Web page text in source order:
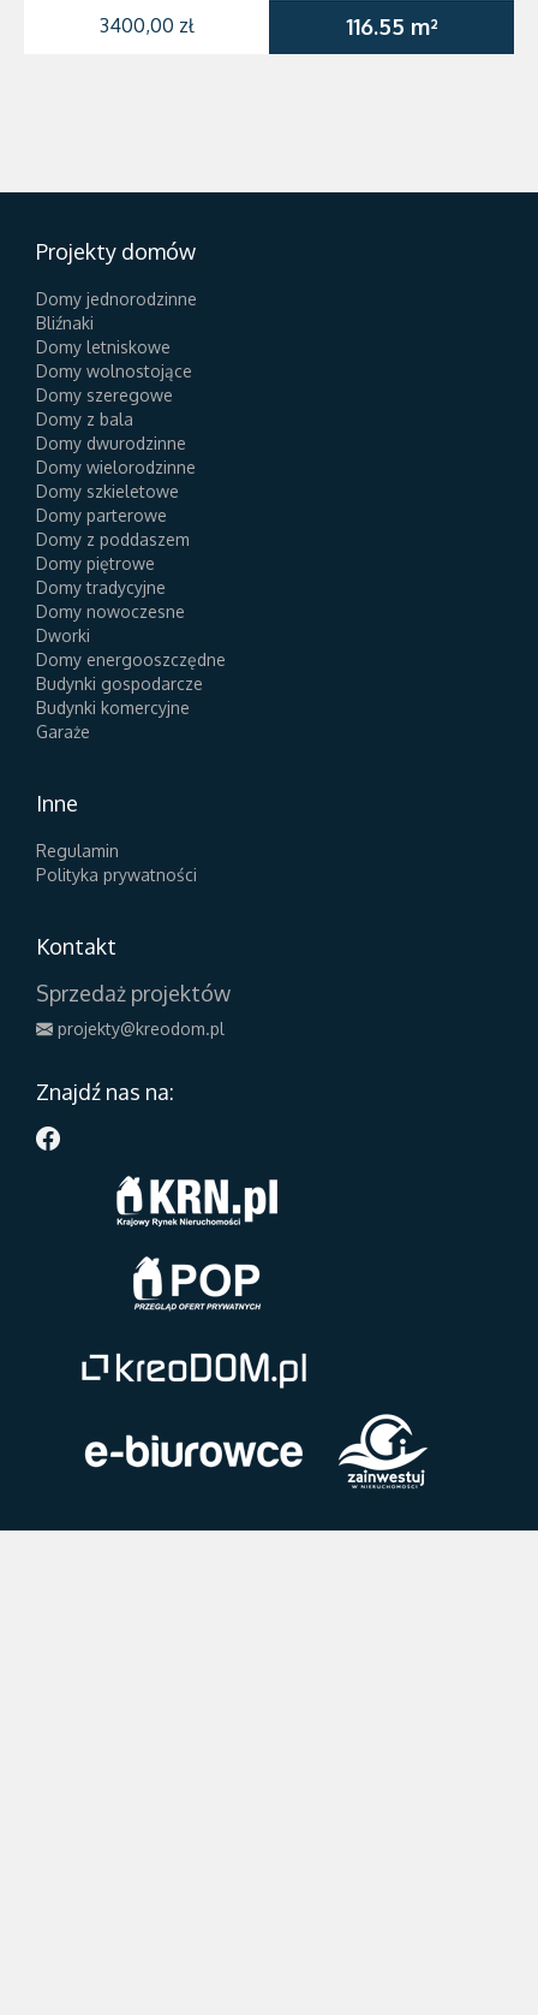
3400,00 zł 116.55 m²
Projekty domów
Domy jednorodzinne
Bliźnaki
Domy letniskowe
Domy wolnostojące
Domy szeregowe
Domy z bala
Domy dwurodzinne
Domy wielorodzinne
Domy szkieletowe
Domy parterowe
Domy z poddaszem
Domy piętrowe
Domy tradycyjne
Domy nowoczesne
Dworki
Domy energooszczędne
Budynki gospodarcze
Budynki komercyjne
Garaże
Inne
Regulamin
Polityka prywatności
Kontakt
Sprzedaż projektów
projekty@kreodom.pl
Znajdź nas na: